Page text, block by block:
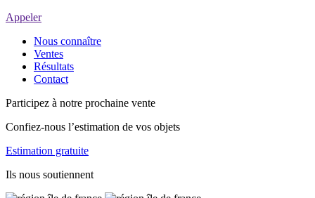
Appeler
Nous connaître
Ventes
Résultats
Contact
Participez à notre prochaine vente
Confiez-nous l’estimation de vos objets
Estimation gratuite
Ils nous soutiennent